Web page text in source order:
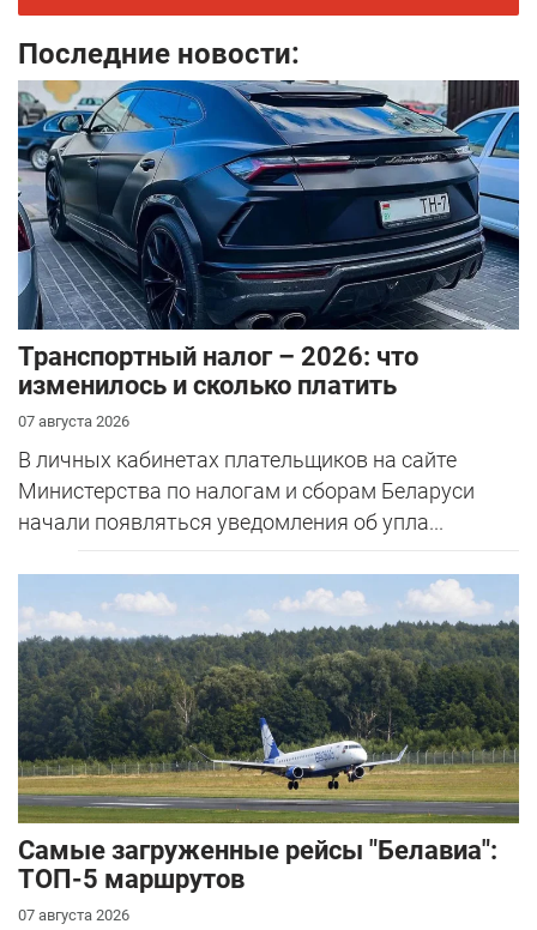
Последние новости:
Транспортный налог – 2026: что
изменилось и сколько платить
07 августа 2026
В личных кабинетах плательщиков на сайте
Министерства по налогам и сборам Беларуси
начали появляться уведомления об упла...
Самые загруженные рейсы "Белавиа":
ТОП-5 маршрутов
07 августа 2026